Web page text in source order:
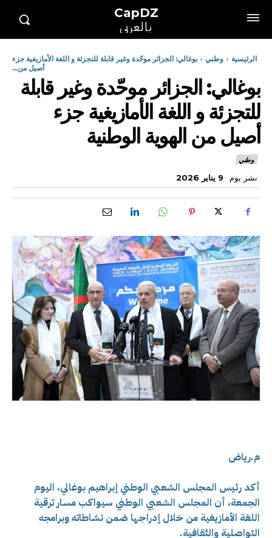
CapDZ
بالعربي
الرئيسية وطني
بوغالي: الجزائر موحّدة وغير قابلة للتجزئة و اللغة الأمازيغية جزء
أصيل من...
بوغالي: الجزائر موحّدة وغير قابلة
للتجزئة و اللغة الأمازيغية جزء
أصيل من الهوية الوطنية
وطني
نشر يوم 9 يناير 2026
م.رياض
أكد رئيس المجلس الشعبي الوطني إبراهيم بوغالي، اليوم
الجمعة، أن المجلس الشعبي الوطني سيواكب مسار ترقية
اللغة الأمازيغية من خلال إدراجها ضمن نشاطاته وبرامجه
التواصلية والثقافية.